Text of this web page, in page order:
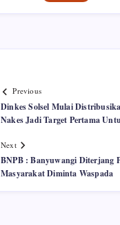
Previous
Dinkes Solsel Mulai
Nakes Jadi Target Pertama
Next
BNPB : Banyuwangi Diterjang
Masyarakat Diminta Waspada